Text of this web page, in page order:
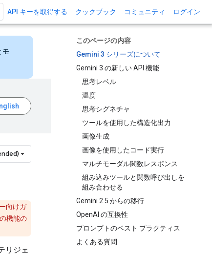
API キーを取得する クックブック コミュニティ ログイン
このページの内容
Gemini 3 シリーズについて
Gemini 3 の新しい API 機能
思考レベル
温度
思考シグネチャ
ツールを使用した構造化出力
画像生成
画像を使用したコード実行
マルチモーダル関数レスポンス
組み込みツールと関数呼び出しを
組み合わせる
Gemini 2.5 からの移行
OpenAI の互換性
プロンプトのベスト プラクティス
よくある質問
モ
向けガ
機能の
リジェ